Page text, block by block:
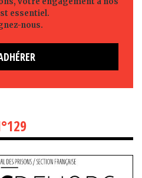
essentiel.
nous.